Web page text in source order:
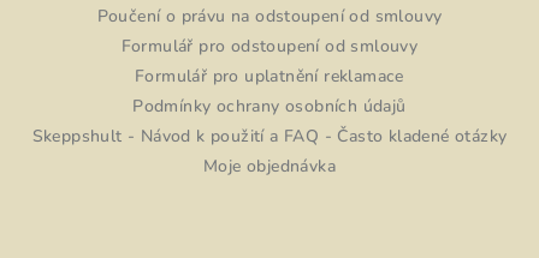
Poučení o právu na odstoupení od smlouvy
Formulář pro odstoupení od smlouvy
Formulář pro uplatnění reklamace
Podmínky ochrany osobních údajů
Skeppshult - Návod k použití a FAQ - Často kladené otázky
Moje objednávka